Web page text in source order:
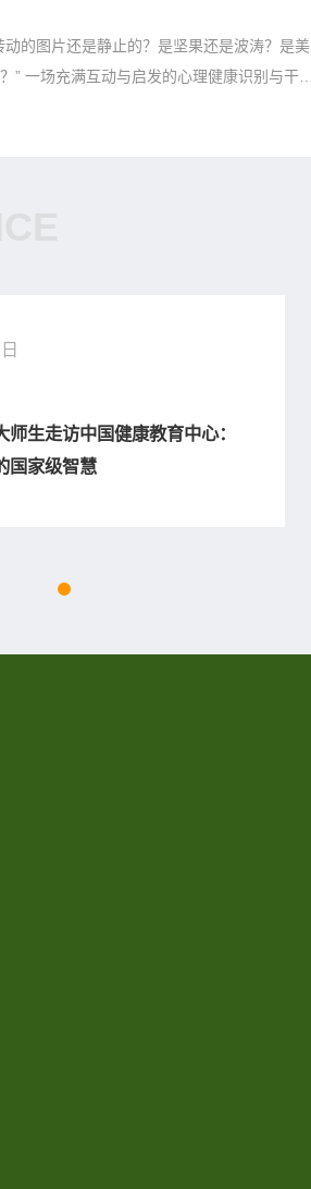
动的图片还是静止的？是坚果还是波涛？是美
” 一场充满互动与启发的心理健康识别与干预
师生走访中国健康教育中心：
国家级智慧